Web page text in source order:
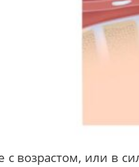
с возрастом, или в